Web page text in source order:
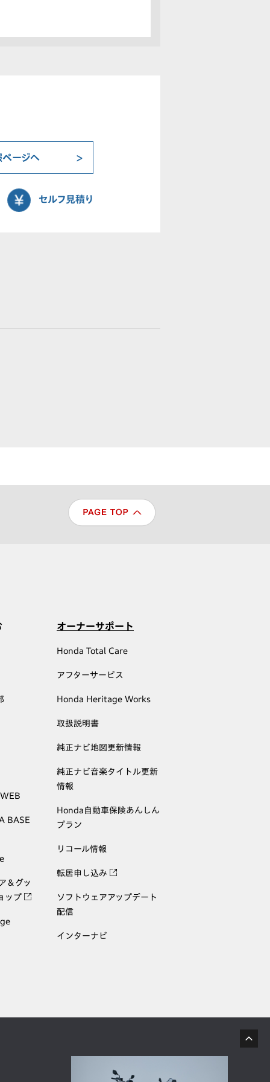
ページへ
セルフ見積り
BASE
＆グッ
ップ
オーナーサポート
Honda Total Care
アフターサービス
Honda Heritage Works
取扱説明書
純正ナビ地図更新情報
純正ナビ音楽タイトル更新
情報
Honda自動車保険あんしん
プラン
リコール情報
転居申し込み
ソフトウェアアップデート
配信
インターナビ